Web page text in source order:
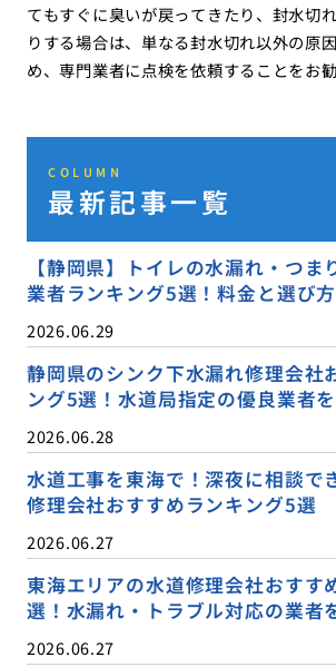
てもすぐに臭いが戻ってきたり、封水切
りする場合は、単なる封水切れ以外の原
め、専門業者に点検を依頼することをお勧
COLUMN
最新記事一覧
【静岡県】トイレの水漏れ・つま
業者ランキング5選！料金と選び
2026.06.29
静岡県のシンク下水漏れ修理会社
ング5選！水道局指定の優良業者
2026.06.28
水道工事を東海で！深夜に相談で
修理会社おすすめランキング5選
2026.06.27
東海エリアの水道修理会社おすす
選！水漏れ・トラブル対応の業者
2026.06.27